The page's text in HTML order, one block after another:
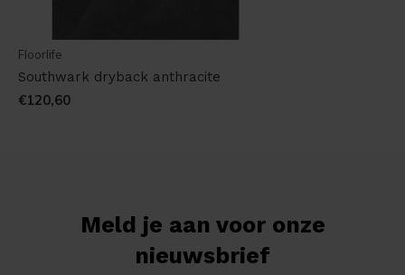
Floorlife
Southwark dryback anthracite
€120,60
Meld je aan voor onze
nieuwsbrief